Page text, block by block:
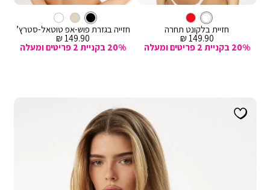
מהירה
צבע
לבן
חזיית בלקונט תחרה
מחיר
מכירה
149.90 ₪
20% בקניית 2 פריטים ומעלה
עם
ברזלים
מהירה
צבע
שחור
חזייה בגזרת פוש-אפ טוטאל-סטרץ’
מחיר
מכירה
149.90 ₪
20% בקניית 2 פריטים ומעלה
עם
ברזלים